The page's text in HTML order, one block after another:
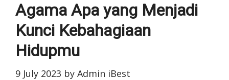
Agama Apa yang Menjadi
Kunci Kebahagiaan
Hidupmu
9 July 2023 by Admin iBest